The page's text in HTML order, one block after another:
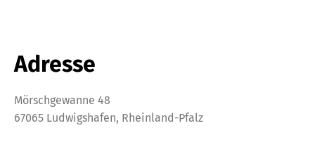
Adresse
Mörschgewanne 48
67065 Ludwigshafen, Rheinland-Pfalz